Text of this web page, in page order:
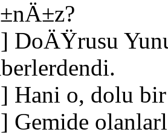
DoÄŸrusu
Hani o, dolu
Gemide